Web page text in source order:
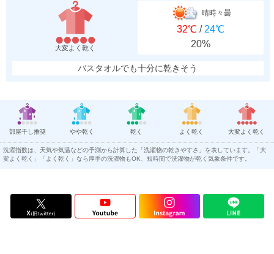
大変よく乾く
晴時々曇
32℃ / 24℃
20%
バスタオルでも十分に乾きそう
部屋干し推奨 やや乾く 乾く よく乾く 大変よく乾く
洗濯指数は、天気や気温などの予測から計算した「洗濯物の乾きやすさ」を表しています。「大
変よく乾く」「よく乾く」なら厚手の洗濯物もOK、短時間で洗濯物が乾く気象条件です。